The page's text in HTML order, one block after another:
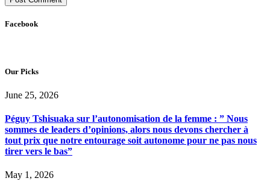
Facebook
Our Picks
June 25, 2026
Péguy Tshisuaka sur l’autonomisation de la femme : ” Nous
sommes de leaders d’opinions, alors nous devons chercher à
tout prix que notre entourage soit autonome pour ne pas nous
tirer vers le bas”
May 1, 2026